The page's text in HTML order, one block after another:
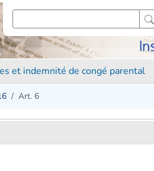
et indemnité de congé parental
Art. 6